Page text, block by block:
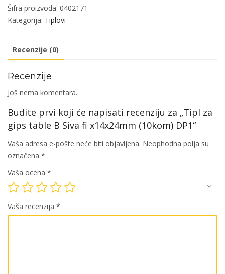
table
B
x14x24mm
DP1
količina
Šifra proizvoda: 0402171
Kategorija: Tiplovi
Recenzije (0)
Recenzije
Još nema komentara.
Budite prvi koji će napisati recenziju za „Tipl za
gips table B Siva fi x14x24mm (10kom) DP1“
Vaša adresa e-pošte neće biti objavljena. Neophodna polja su
označena *
Vaša ocena *
Vaša recenzija *